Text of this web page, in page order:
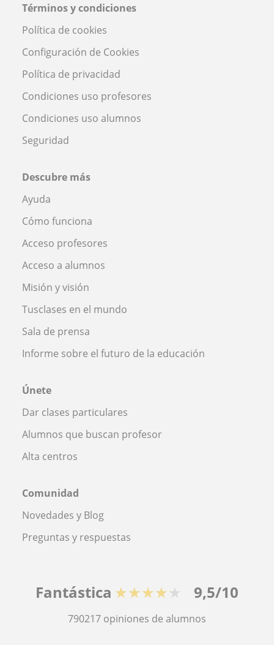
Términos y condiciones
Política de cookies
Configuración de Cookies
Política de privacidad
Condiciones uso profesores
Condiciones uso alumnos
Seguridad
Descubre más
Ayuda
Cómo funciona
Acceso profesores
Acceso a alumnos
Misión y visión
Tusclases en el mundo
Sala de prensa
Informe sobre el futuro de la educación
Únete
Dar clases particulares
Alumnos que buscan profesor
Alta centros
Comunidad
Novedades y Blog
Preguntas y respuestas
Fantástica ★★★★★ 9,5/10
790217 opiniones de alumnos